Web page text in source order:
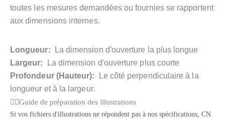
toutes les mesures demandées ou fournies se rapportent
aux dimensions internes.
Longueur: La dimension d'ouverture la plus longue
Largeur:
La dimension d'ouverture plus courte
Profondeur (Hauteur): Le côté perpendiculaire à la
longueur et à la largeur.
Guide de préparation des illustrations
Si vos fichiers d'illustrations ne répondent pas à nos spécifications, CN